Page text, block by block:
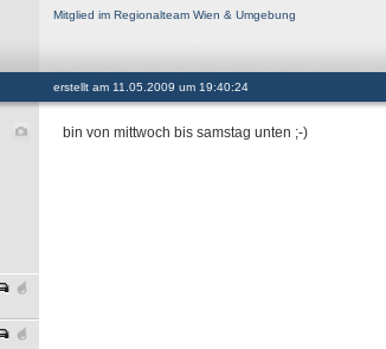
Mitglied im Regionalteam Wien & Umgebung
erstellt am 11.05.2009 um 19:40:24
bin von mittwoch bis samstag unten ;-)